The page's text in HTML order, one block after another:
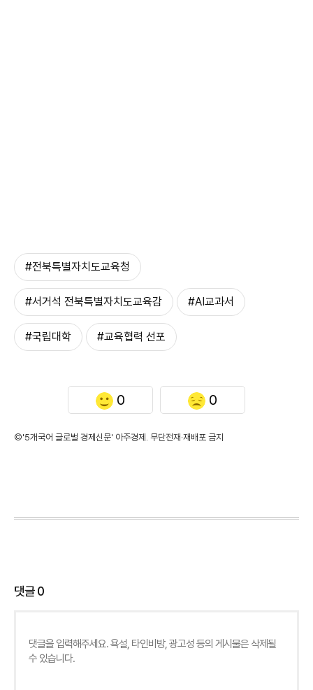
#전북특별자치도교육청
#서거석 전북특별자치도교육감 #AI교과서
#국립대학 #교육협력 선포
0 0
©'5개국어 글로벌 경제신문' 아주경제. 무단전재·재배포 금지
댓글0